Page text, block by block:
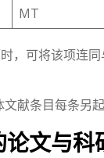
MT
可将该项连
献条目每条另
文与科